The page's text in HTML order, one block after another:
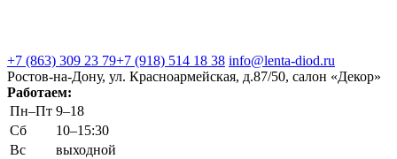
+7 (863) 309 23 79+7 (918) 514 18 38 info@lenta-diod.ru
Ростов-на-Дону, ул. Красноармейская, д.87/50, салон «Декор»
Работаем:
Пн–Пт 9–18
Сб
10–15:30
Вс
выходной